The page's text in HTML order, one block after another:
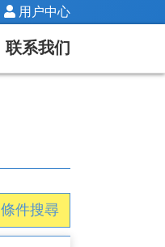
用户中心
联系我们
條件搜尋